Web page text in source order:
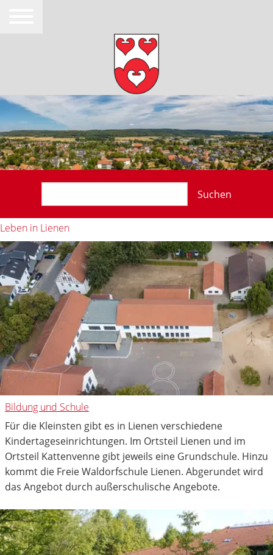
Suchen
Leben in Lienen
Bildung und Schule
Für die Kleinsten gibt es in Lienen verschiedene
Kindertageseinrichtungen. Im Ortsteil Lienen und im
Ortsteil Kattenvenne gibt jeweils eine Grundschule. Hinzu
kommt die Freie Waldorfschule Lienen. Abgerundet wird
das Angebot durch außerschulische Angebote.